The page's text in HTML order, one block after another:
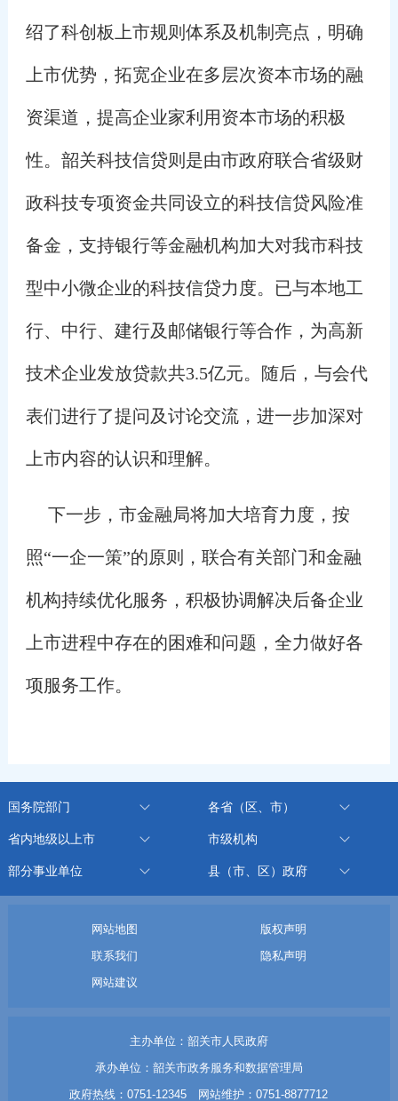
绍了科创板上市规则体系及机制亮点，明确
上市优势，拓宽企业在多层次资本市场的融
资渠道，提高企业家利用资本市场的积极
性。韶关科技信贷则是由市政府联合省级财
政科技专项资金共同设立的科技信贷风险准
备金，支持银行等金融机构加大对我市科技
型中小微企业的科技信贷力度。已与本地工
行、中行、建行及邮储银行等合作，为高新
技术企业发放贷款共3.5亿元。随后，与会代
表们进行了提问及讨论交流，进一步加深对
上市内容的认识和理解。
下一步，市金融局将加大培育力度，按
照“一企一策”的原则，联合有关部门和金融
机构持续优化服务，积极协调解决后备企业
上市进程中存在的困难和问题，全力做好各
项服务工作。
国务院部门 各省（区、市）
省内地级以上市 市级机构
部分事业单位 县（市、区）政府
网站地图
版权声明
联系我们
隐私声明
网站建议
主办单位：韶关市人民政府
承办单位：韶关市政务服务和数据管理局
政府热线：0751-12345 网站维护：0751-8877712